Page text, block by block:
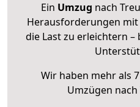
Ein Umzug nach
Herausforderungen
die Last zu erleichtern
Wir haben mehr als
Umzügen nach